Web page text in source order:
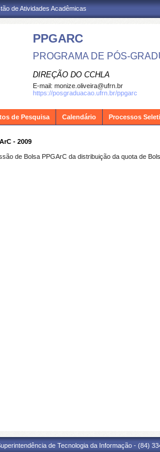
de Atividades Acadêmicas
PPGARC
PROGRAMA DE PÓS-
DIREÇÃO DO CCHLA
E-mail: monize.oliveira@ufrn.br
https://posgraduacao.ufrn.br/ppgarc
de Pesquisa Calendário Processos
- 2009
de Bolsa PPGArC da distribuição da quota de
de Tecnologia da Informação - (84)